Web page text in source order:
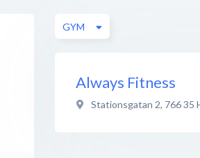
GYM
Always Fitness
Stationsgatan 2, 766 35